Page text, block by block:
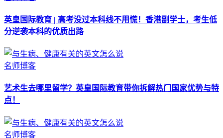
英皇国际教育 | 高考没过本科线不用慌！香港副学士，考生低
分逆袭本科的优质出路
名师博客
艺术生去哪里留学？英皇国际教育带你拆解热门国家优势与特
点！
名师博客